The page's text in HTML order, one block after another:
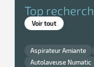
Top
Voir tout
Aspirateur Amiante
Autolaveuse Numatic